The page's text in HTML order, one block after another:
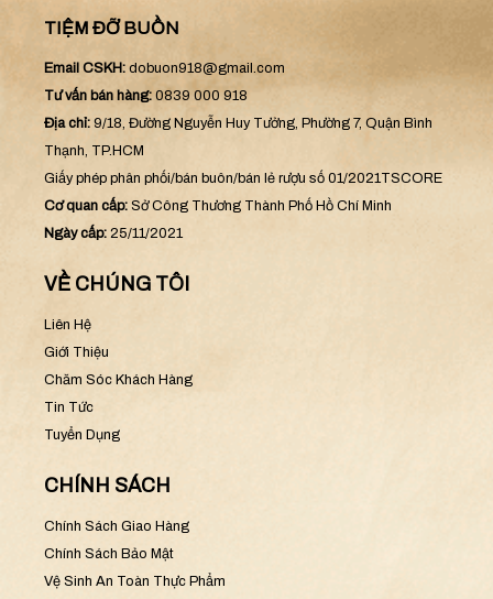
TIỆM ĐỠ BUỒN
Email CSKH: dobuon918@gmail.com
Tư vấn bán hàng: 0839 000 918
Địa chỉ: 9/18, Đường Nguyễn Huy Tưởng, Phường 7, Quận Bình
Thạnh, TP.HCM
Giấy phép phân phối/bán buôn/bán lẻ rượu số 01/2021TSCORE
Cơ quan cấp: Sở Công Thương Thành Phố Hồ Chí Minh
Ngày cấp: 25/11/2021
VỀ CHÚNG TÔI
Liên Hệ
Giới Thiệu
Chăm Sóc Khách Hàng
Tin Tức
Tuyển Dụng
CHÍNH SÁCH
Chính Sách Giao Hàng
Chính Sách Bảo Mật
Vệ Sinh An Toàn Thực Phẩm